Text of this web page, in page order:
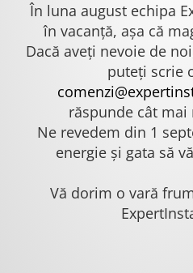
În luna august echipa
în vacanță, așa că
Dacă aveți nevoie de
puteți scrie
răspunde cât
Ne revedem din 1
energie și gata să
Vă dorim o vară